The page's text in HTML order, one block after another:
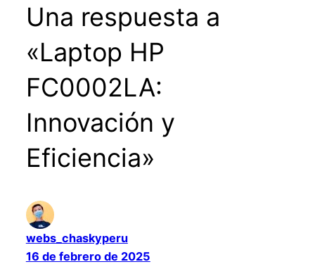
Una respuesta a
«Laptop HP
FC0002LA:
Innovación y
Eficiencia»
webs_chaskyperu
16 de febrero de 2025